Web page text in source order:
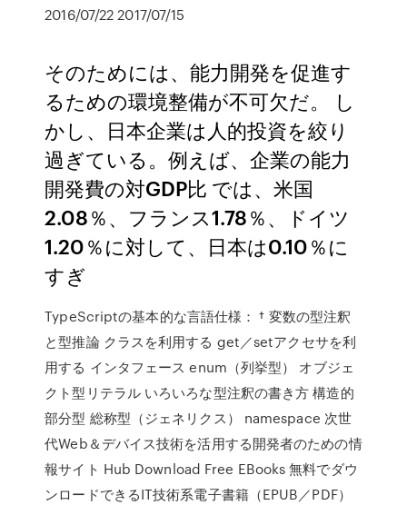
2016/07/22 2017/07/15
そのためには、能力開発を促進す
るための環境整備が不可欠だ。 し
かし、日本企業は人的投資を絞り
過ぎている。例えば、企業の能力
開発費の対GDP比 では、米国
2.08％、フランス1.78％、ドイツ
1.20％に対して、日本は0.10％に
すぎ
TypeScriptの基本的な言語仕様： † 変数の型注釈
と型推論 クラスを利用する get／setアクセサを利
用する インタフェース enum（列挙型） オブジェ
クト型リテラル いろいろな型注釈の書き方 構造的
部分型 総称型（ジェネリクス） namespace 次世
代Web＆デバイス技術を活用する開発者のための情
報サイト Hub Download Free EBooks 無料でダウ
ンロードできるIT技術系電子書籍（EPUB／PDF）